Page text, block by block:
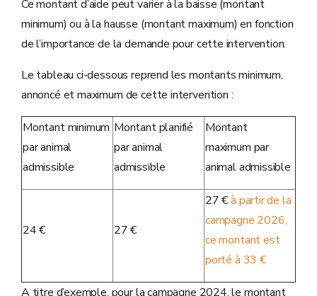
Ce montant d’aide peut varier à la baisse (montant
minimum) ou à la hausse (montant maximum) en fonction
de l’importance de la demande pour cette intervention.
Le tableau ci-dessous reprend les montants minimum,
annoncé et maximum de cette intervention :
Montant minimum
par animal
admissible
Montant planifié
par animal
admissible
Montant
maximum par
animal admissible
24 € 27 €
27 €à partir de la
campagne 2026,
ce montant est
porté à 33 €
A titre d’exemple, pour la campagne 2024, le montant